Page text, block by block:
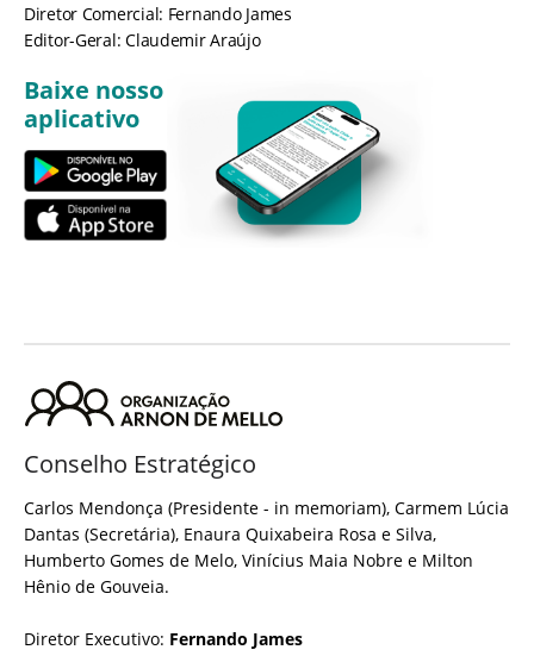
Diretor Comercial: Fernando James
Editor-Geral: Claudemir Araújo
Baixe nosso
aplicativo
Conselho Estratégico
Carlos Mendonça (Presidente - in memoriam), Carmem Lúcia
Dantas (Secretária), Enaura Quixabeira Rosa e Silva,
Humberto Gomes de Melo, Vinícius Maia Nobre e Milton
Hênio de Gouveia.
Diretor Executivo: Fernando James